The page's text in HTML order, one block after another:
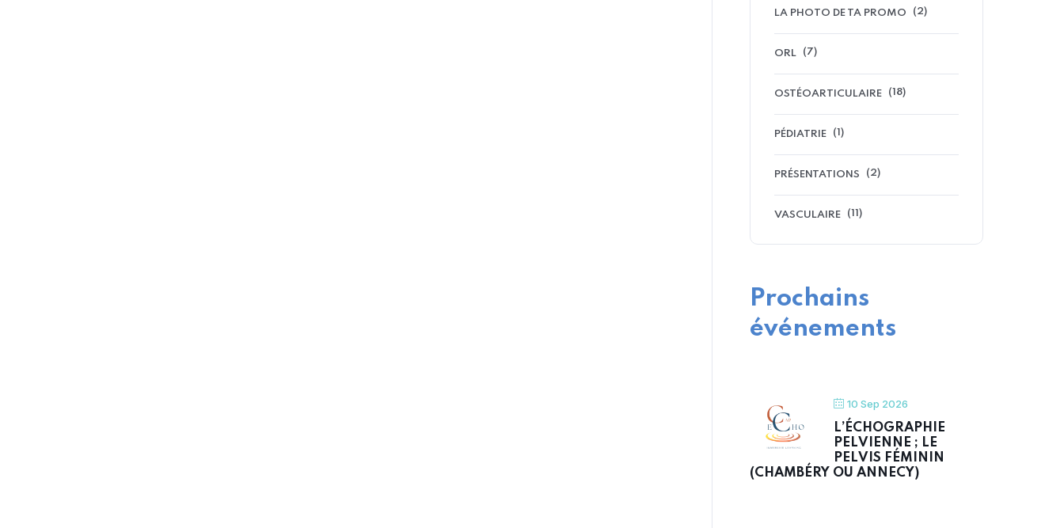
LA PHOTO DE TA PROMO (2)
ORL (7)
OSTÉOARTICULAIRE (18)
PÉDIATRIE (1)
PRÉSENTATIONS (2)
VASCULAIRE (11)
Prochains
événements
10 Sep 2026
L’ÉCHOGRAPHIE
PELVIENNE ; LE
PELVIS FÉMININ
(CHAMBÉRY OU ANNECY)